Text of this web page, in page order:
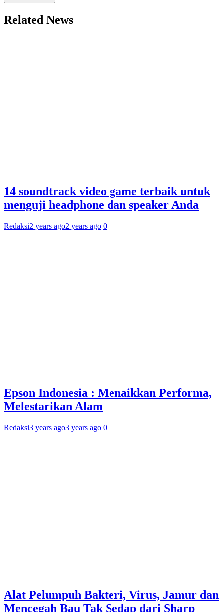
Related News
14 soundtrack video game terbaik untuk
menguji headphone dan speaker Anda
Redaksi2 years ago2 years ago 0
Epson Indonesia : Menaikkan Performa,
Melestarikan Alam
Redaksi3 years ago3 years ago 0
Alat Pelumpuh Bakteri, Virus, Jamur dan
Mencegah Bau Tak Sedap dari Sharp